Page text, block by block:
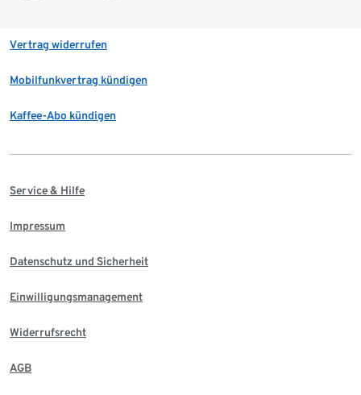
Vertrag widerrufen
Mobilfunkvertrag kündigen
Kaffee-Abo kündigen
Service & Hilfe
Impressum
Datenschutz und Sicherheit
Einwilligungsmanagement
Widerrufsrecht
AGB